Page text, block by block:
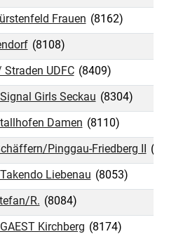
Frauen (8162)
(8108)
Straden UDFC (8409)
Girls Seckau (8304)
Damen (8110)
Pinggau-Friedberg II
Liebenau (8053)
R. (8084)
Kirchberg (8174)